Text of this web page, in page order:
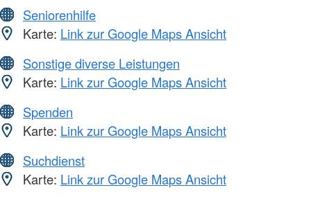
Seniorenhilfe
Karte: Link zur Google Maps Ansicht
Sonstige diverse Leistungen
Karte: Link zur Google Maps Ansicht
Spenden
Karte: Link zur Google Maps Ansicht
Suchdienst
Karte: Link zur Google Maps Ansicht